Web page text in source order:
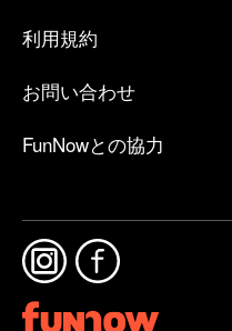
利用規約
お問い合わせ
FunNowとの協力